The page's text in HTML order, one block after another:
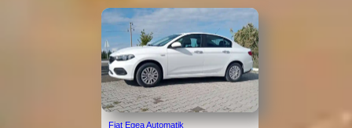
Fiat Egea Automatik